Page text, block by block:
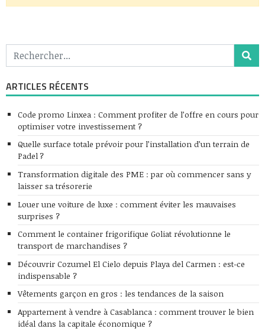
ARTICLES RÉCENTS
Code promo Linxea : Comment profiter de l’offre en cours pour
optimiser votre investissement ?
Quelle surface totale prévoir pour l’installation d’un terrain de
Padel ?
Transformation digitale des PME : par où commencer sans y
laisser sa trésorerie
Louer une voiture de luxe : comment éviter les mauvaises
surprises ?
Comment le container frigorifique Goliat révolutionne le
transport de marchandises ?
Découvrir Cozumel El Cielo depuis Playa del Carmen : est-ce
indispensable ?
Vêtements garçon en gros : les tendances de la saison
Appartement à vendre à Casablanca : comment trouver le bien
idéal dans la capitale économique ?